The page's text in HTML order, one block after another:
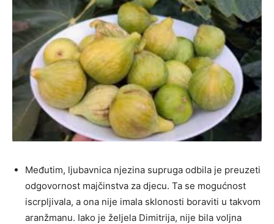
Međutim, ljubavnica njezina supruga odbila je preuzeti
odgovornost majčinstva za djecu. Ta se mogućnost
iscrpljivala, a ona nije imala sklonosti boraviti u takvom
aranžmanu. Iako je željela Dimitrija, nije bila voljna